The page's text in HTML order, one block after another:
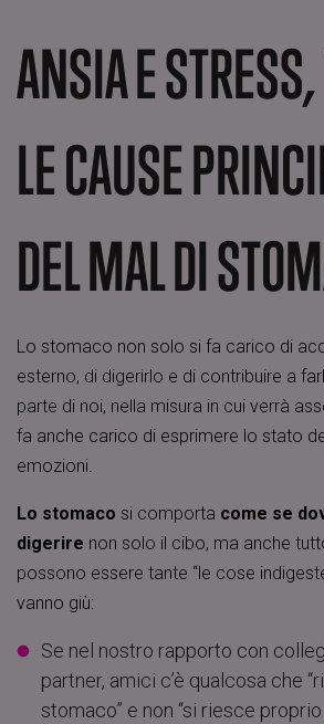
ANSIA E
LE CAUSE
DEL MAL DI
Lo stomaco non solo si fa carico di
esterno, di digerirlo e di contribuire a
parte di noi, nella misura in cui verrà
fa anche carico di esprimere lo stato
emozioni.
Lo stomaco si comporta come se
digerire non solo il cibo, ma anche
possono essere tante “le cose
vanno giù:
Se nel nostro rapporto con
partner, amici c’è qualcosa che
stomaco” e non “si riesce